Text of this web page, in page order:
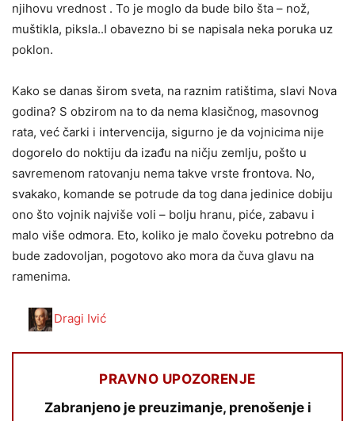
njihovu vrednost . To je moglo da bude bilo šta – nož,
muštikla, piksla..I obavezno bi se napisala neka poruka uz
poklon.
Kako se danas širom sveta, na raznim ratištima, slavi Nova
godina? S obzirom na to da nema klasičnog, masovnog
rata, već čarki i intervencija, sigurno je da vojnicima nije
dogorelo do noktiju da izađu na ničju zemlju, pošto u
savremenom ratovanju nema takve vrste frontova. No,
svakako, komande se potrude da tog dana jedinice dobiju
ono što vojnik najviše voli – bolju hranu, piće, zabavu i
malo više odmora. Eto, koliko je malo čoveku potrebno da
bude zadovoljan, pogotovo ako mora da čuva glavu na
ramenima.
Dragi Ivić
PRAVNO UPOZORENJE
Zabranjeno je preuzimanje, prenošenje i